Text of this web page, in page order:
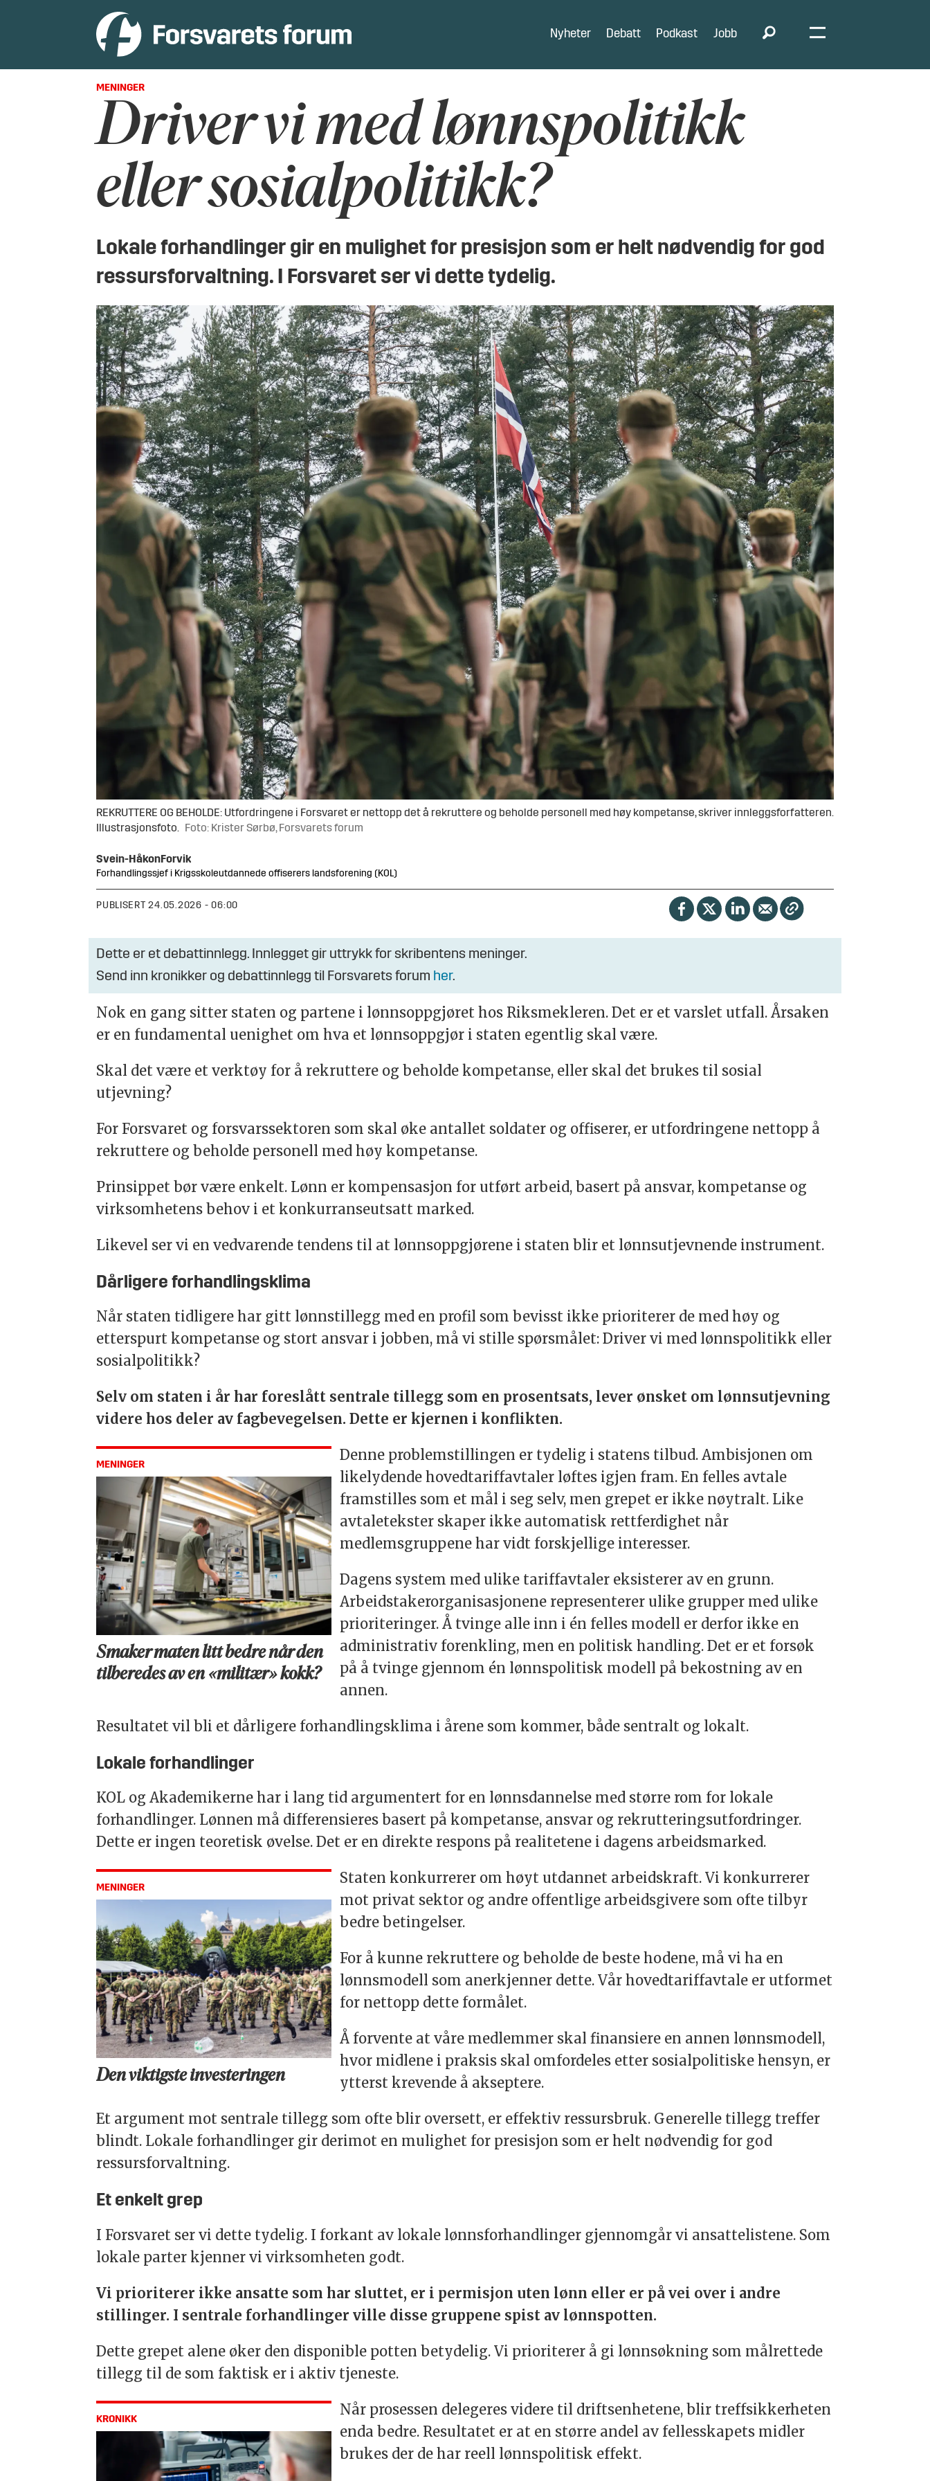
Nyheter Debatt Podkast Jobb
MENINGER
Driver vi med lønnspolitikk
eller sosialpolitikk?
Lokale forhandlinger gir en mulighet for presisjon som er helt nødvendig for god
ressursforvaltning. I Forsvaret ser vi dette tydelig.
REKRUTTERE OG BEHOLDE: Utfordringene i Forsvaret er nettopp det å rekruttere og beholde personell med høy kompetanse, skriver innleggsforfatteren.
Illustrasjonsfoto.
Foto: Krister Sørbø, Forsvarets forum
Svein-HåkonForvik
Forhandlingssjef i Krigsskoleutdannede offiserers landsforening (KOL)
PUBLISERT 24.05.2026 - 06:00
Dette er et debattinnlegg. Innlegget gir uttrykk for skribentens meninger.
Send inn kronikker og debattinnlegg til Forsvarets forum her.
Nok en gang sitter staten og partene i lønnsoppgjøret hos Riksmekleren. Det er et varslet utfall. Årsaken
er en fundamental uenighet om hva et lønnsoppgjør i staten egentlig skal være.
Skal det være et verktøy for å rekruttere og beholde kompetanse, eller skal det brukes til sosial
utjevning?
For Forsvaret og forsvarssektoren som skal øke antallet soldater og offiserer, er utfordringene nettopp å
rekruttere og beholde personell med høy kompetanse.
Prinsippet bør være enkelt. Lønn er kompensasjon for utført arbeid, basert på ansvar, kompetanse og
virksomhetens behov i et konkurranseutsatt marked.
Likevel ser vi en vedvarende tendens til at lønnsoppgjørene i staten blir et lønnsutjevnende instrument.
Dårligere forhandlingsklima
Når staten tidligere har gitt lønnstillegg med en profil som bevisst ikke prioriterer de med høy og
etterspurt kompetanse og stort ansvar i jobben, må vi stille spørsmålet: Driver vi med lønnspolitikk eller
sosialpolitikk?
Selv om staten i år har foreslått sentrale tillegg som en prosentsats, lever ønsket om lønnsutjevning
videre hos deler av fagbevegelsen. Dette er kjernen i konflikten.
MENINGER
Smaker maten litt bedre når den
tilberedes av en «militær» kokk?
Denne problemstillingen er tydelig i statens tilbud. Ambisjonen om
likelydende hovedtariffavtaler løftes igjen fram. En felles avtale
framstilles som et mål i seg selv, men grepet er ikke nøytralt. Like
avtaletekster skaper ikke automatisk rettferdighet når
medlemsgruppene har vidt forskjellige interesser.
Dagens system med ulike tariffavtaler eksisterer av en grunn.
Arbeidstakerorganisasjonene representerer ulike grupper med ulike
prioriteringer. Å tvinge alle inn i én felles modell er derfor ikke en
administrativ forenkling, men en politisk handling. Det er et forsøk
på å tvinge gjennom én lønnspolitisk modell på bekostning av en
annen.
Resultatet vil bli et dårligere forhandlingsklima i årene som kommer, både sentralt og lokalt.
Lokale forhandlinger
KOL og Akademikerne har i lang tid argumentert for en lønnsdannelse med større rom for lokale
forhandlinger. Lønnen må differensieres basert på kompetanse, ansvar og rekrutteringsutfordringer.
Dette er ingen teoretisk øvelse. Det er en direkte respons på realitetene i dagens arbeidsmarked.
MENINGER
Den viktigste investeringen
Staten konkurrerer om høyt utdannet arbeidskraft. Vi konkurrerer
mot privat sektor og andre offentlige arbeidsgivere som ofte tilbyr
bedre betingelser.
For å kunne rekruttere og beholde de beste hodene, må vi ha en
lønnsmodell som anerkjenner dette. Vår hovedtariffavtale er utformet
for nettopp dette formålet.
Å forvente at våre medlemmer skal finansiere en annen lønnsmodell,
hvor midlene i praksis skal omfordeles etter sosialpolitiske hensyn, er
ytterst krevende å akseptere.
Et argument mot sentrale tillegg som ofte blir oversett, er effektiv ressursbruk. Generelle tillegg treffer
blindt. Lokale forhandlinger gir derimot en mulighet for presisjon som er helt nødvendig for god
ressursforvaltning.
Et enkelt grep
I Forsvaret ser vi dette tydelig. I forkant av lokale lønnsforhandlinger gjennomgår vi ansattelistene. Som
lokale parter kjenner vi virksomheten godt.
Vi prioriterer ikke ansatte som har sluttet, er i permisjon uten lønn eller er på vei over i andre
stillinger. I sentrale forhandlinger ville disse gruppene spist av lønnspotten.
Dette grepet alene øker den disponible potten betydelig. Vi prioriterer å gi lønnsøkning som målrettede
tillegg til de som faktisk er i aktiv tjeneste.
KRONIKK
Når prosessen delegeres videre til driftsenhetene, blir treffsikkerheten
enda bedre. Resultatet er at en større andel av fellesskapets midler
brukes der de har reell lønnspolitisk effekt.